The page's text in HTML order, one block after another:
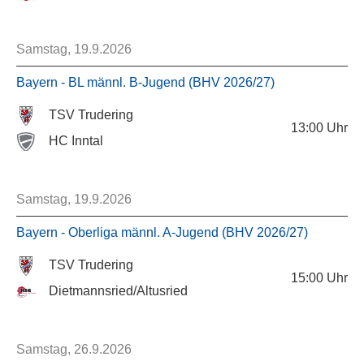
Samstag, 19.9.2026
Bayern - BL männl. B-Jugend (BHV 2026/27)
TSV Trudering
HC Inntal
13:00 Uhr
Samstag, 19.9.2026
Bayern - Oberliga männl. A-Jugend (BHV 2026/27)
TSV Trudering
Dietmannsried/Altusried
15:00 Uhr
Samstag, 26.9.2026